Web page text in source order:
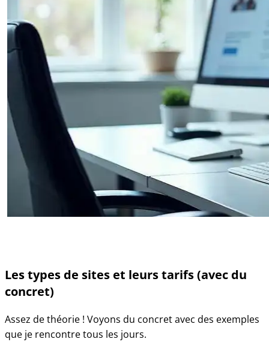
Les types de sites et leurs tarifs (avec du
concret)
Assez de théorie ! Voyons du concret avec des exemples
que je rencontre tous les jours.